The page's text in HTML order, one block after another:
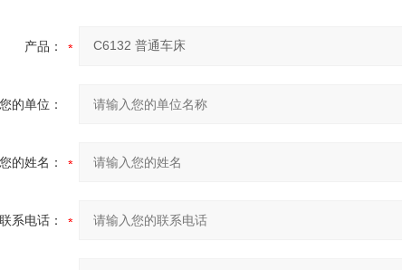
产品：
您的单位：
您的姓名：
联系电话：